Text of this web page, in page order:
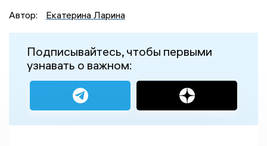
Автор:
Екатерина Ларина
Подписывайтесь, чтобы первыми
узнавать о важном: